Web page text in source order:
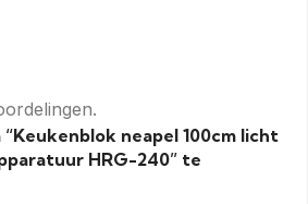
neapel 100cm licht
HRG-240” te